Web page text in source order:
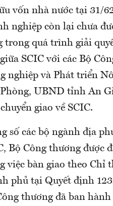
vốn nhà nước tại 31/
nghiệp còn lại chưa
trong quá trình giải
SCIC với các Bộ
nghiệp và Phát triển
UBND tỉnh An
giao về SCIC.
số các bộ ngành địa
Bộ Công thương được
việc bàn giao theo Chỉ
phủ tại Quyết định
thương đã ban